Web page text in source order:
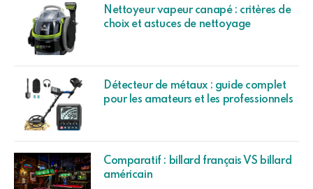
Nettoyeur vapeur canapé : critères de
choix et astuces de nettoyage
Détecteur de métaux : guide complet
pour les amateurs et les professionnels
Comparatif : billard français VS billard
américain